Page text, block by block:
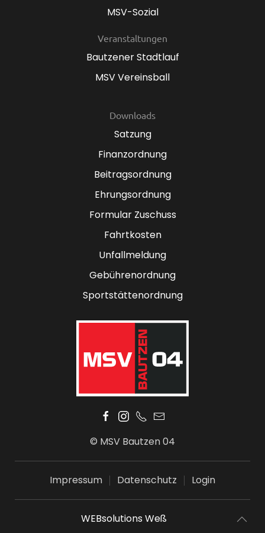
MSV-Sozial
Veranstaltungen
Bautzener Stadtlauf
MSV Vereinsball
Downloads
Satzung
Finanzordnung
Beitragsordnung
Ehrungsordnung
Formular Zuschuss
Fahrtkosten
Unfallmeldung
Gebührenordnung
Sportstättenordnung
© MSV Bautzen 04
Impressum Datenschutz Login
WEBsolutions Weß